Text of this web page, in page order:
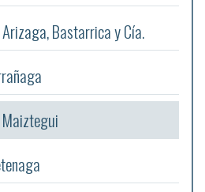
Bastarrica y Cía.